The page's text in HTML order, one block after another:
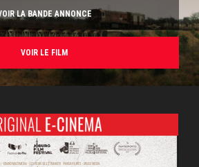
LA BANDE ANNONCE
VOIR LE FILM